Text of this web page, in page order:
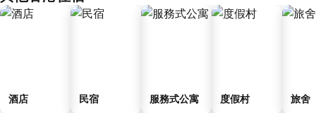
酒店 民宿 服務式公寓 度假村 旅舍